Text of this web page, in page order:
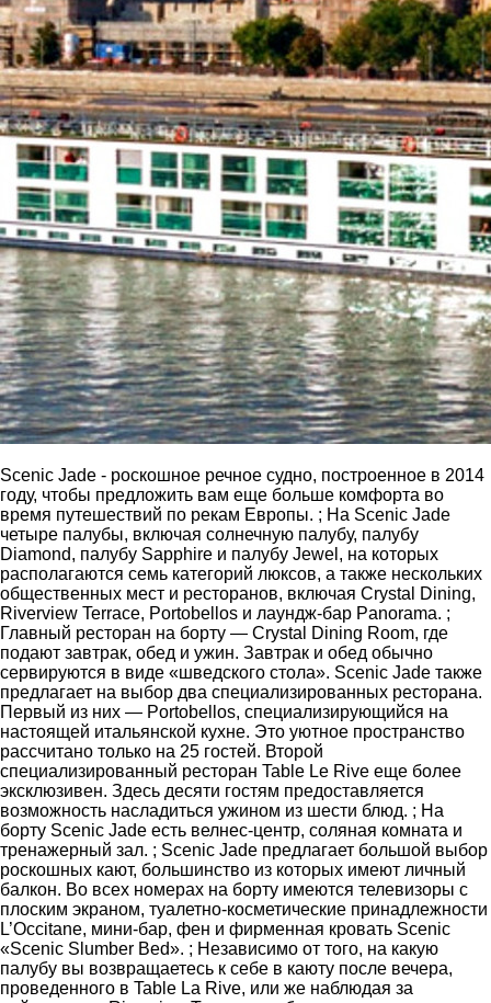
Scenic Jade - роскошное речное судно, построенное в 2014
году, чтобы предложить вам еще больше комфорта во
время путешествий по рекам Европы. ; На Scenic Jade
четыре палубы, включая солнечную палубу, палубу
Diamond, палубу Sapphire и палубу Jewel, на которых
располагаются семь категорий люксов, а также нескольких
общественных мест и ресторанов, включая Crystal Dining,
Riverview Terrace, Portobellos и лаундж-бар Panorama. ;
Главный ресторан на борту — Crystal Dining Room, где
подают завтрак, обед и ужин. Завтрак и обед обычно
сервируются в виде «шведского стола». Scenic Jade также
предлагает на выбор два специализированных ресторана.
Первый из них — Portobellos, специализирующийся на
настоящей итальянской кухне. Это уютное пространство
рассчитано только на 25 гостей. Второй
специализированный ресторан Table Le Rive еще более
эксклюзивен. Здесь десяти гостям предоставляется
возможность насладиться ужином из шести блюд. ; На
борту Scenic Jade есть велнес-центр, соляная комната и
тренажерный зал. ; Scenic Jade предлагает большой выбор
роскошных кают, большинство из которых имеют личный
балкон. Во всех номерах на борту имеются телевизоры с
плоским экраном, туалетно-косметические принадлежности
L’Occitane, мини-бар, фен и фирменная кровать Scenic
«Scenic Slumber Bed». ; Независимо от того, на какую
палубу вы возвращаетесь к себе в каюту после вечера,
проведенного в Table La Rive, или же наблюдая за